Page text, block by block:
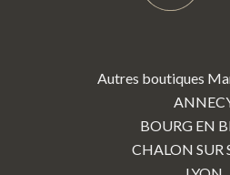
Autres boutiques
BOURG EN
CHALON SUR